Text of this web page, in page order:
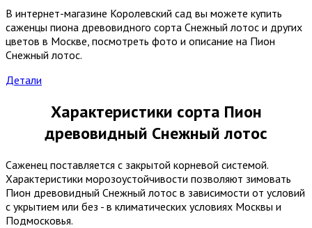
В интернет-магазине Королевский сад вы можете купить
саженцы пиона древовидного сорта Снежный лотос и других
цветов в Москве, посмотреть фото и описание на Пион
Снежный лотос.
Детали
Характеристики сорта Пион
древовидный Снежный лотос
Саженец поставляется с закрытой корневой системой.
Характеристики морозоустойчивости позволяют зимовать
Пион древовидный Снежный лотос в зависимости от условий
с укрытием или без - в климатических условиях Москвы и
Подмосковья.